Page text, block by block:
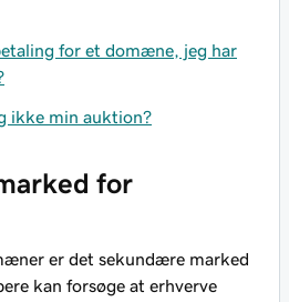
for et domæne, jeg har
ikke min auktion?
for
er det sekundære marked
kan forsøge at erhverve